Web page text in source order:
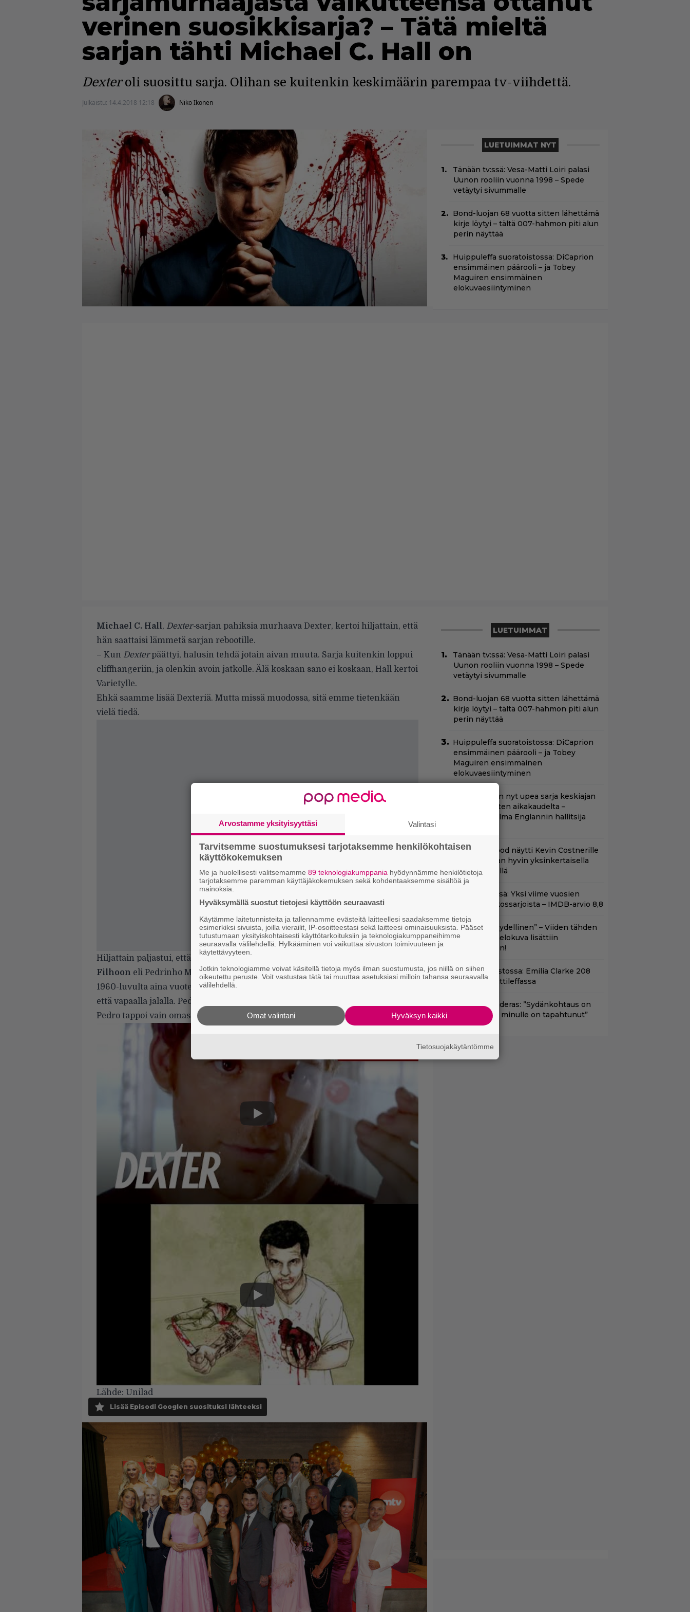
verinen suosikkisarja? – Tätä mieltä
sarjan tähti Michael C. Hall on
Dexteroli suosittu sarja. Olihan se kuitenkin keskimäärin parempaa tv-viihdettä.
Julkaistu: 14.4.2018 12:18 Niko Ikonen
LUETUIMMAT NYT
Tänään tv:ssä: Vesa-Matti Loiri palasi
Uunon rooliin vuonna 1998 – Spede
vetäytyi sivummalle
Bond-luojan 68 vuotta sitten lähettämä
kirje löytyi – tältä 007-hahmon piti alun
perin näyttää
Huippuleffa suoratoistossa: DiCaprion
ensimmäinen päärooli – ja Tobey
Maguiren ensimmäinen
elokuvaesiintyminen
Michael C. Hall, Dexter-sarjan pahiksia murhaava Dexter, kertoi hiljattain, että
hän saattaisi lämmetä sarjan rebootille.
– Kun Dexterpäättyi, halusin tehdä jotain aivan muuta. Sarja kuitenkin loppui
cliffhangeriin, ja olenkin avoin jatkolle. Älä koskaan sano ei koskaan, Hall kertoi
Varietylle.
Ehkä saamme lisää Dexteriä. Mutta missä muodossa, sitä emme tietenkään
vielä tiedä.
Hiljattain paljastui, että Dexterin hahmo perustuu brasilialaiseen
Filhoon eli Pedrinho Matadoriin (Killer Petey). Pedro tappoi ainakin 71 ihmistä
1960-luvulta aina vuoteen 2003 saakka. Murhat tapahtuivat sekä vankilassa
että vapaalla jalalla. Pedro teki ensimmäisen tapponsa 13-vuotiaana.
Pedro tappoi vain omasta mielestään pahoja ihmisiä, aivan kuten Dexterkin.
Lähde: Unilad
Lisää Episodi Googlen suosituksi lähteeksi
LUETUIMMAT
Tänään tv:ssä: Vesa-Matti Loiri palasi
Uunon rooliin vuonna 1998 – Spede
vetäytyi sivummalle
Bond-luojan 68 vuotta sitten lähettämä
kirje löytyi – tältä 007-hahmon piti alun
perin näyttää
Huippuleffa suoratoistossa: DiCaprion
ensimmäinen päärooli – ja Tobey
Maguiren ensimmäinen
elokuvaesiintyminen
Netflixissä on nyt upea sarja keskiajan
kuninkaallisten aikakaudelta –
keskiössä julma Englannin hallitsija
Clint Eastwood näytti Kevin Costnerille
kaapin paikan hyvin yksinkertaisella
toimenpiteellä
Nyt Netflixissä: Yksi viime vuosien
parhaista rikossarjoista – IMDB-arvio 8,8
”Lajissaan täydellinen” – Viiden tähden
scifitoimintaelokuva lisättiin
suoratoistoon!
Nyt suoratoistossa: Emilia Clarke 208
miljoonan hittileffassa
Antonio Banderas: ”Sydänkohtaus on
parasta mitä minulle on tapahtunut”
Arvostamme yksityisyyttäsi Valintasi
Tarvitsemme suostumuksesi tarjotaksemme henkilökohtaisen
käyttökokemuksen
Me ja huolellisesti valitsemamme 89 teknologiakumppania hyödynnämme henkilötietoja
tarjotaksemme paremman käyttäjäkokemuksen sekä kohdentaaksemme sisältöä ja
mainoksia.
Hyväksymällä suostut tietojesi käyttöön seuraavasti
Käytämme laitetunnisteita ja tallennamme evästeitä laitteellesi saadaksemme tietoja
esimerkiksi sivuista, joilla vierailit, IP-osoitteestasi sekä laitteesi ominaisuuksista. Pääset
tutustumaan yksityiskohtaisesti käyttötarkoituksiin ja teknologiakumppaneihimme
seuraavalla välilehdellä. Hylkääminen voi vaikuttaa sivuston toimivuuteen ja
käytettävyyteen.
Jotkin teknologiamme voivat käsitellä tietoja myös ilman suostumusta, jos niillä on siihen
oikeutettu peruste. Voit vastustaa tätä tai muuttaa asetuksiasi milloin tahansa seuraavalla
välilehdellä.
Hyväksyn kaikki
Omat valintani
Tietosuojakäytäntömme